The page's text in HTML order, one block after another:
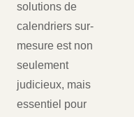
solutions de
calendriers sur-
mesure est non
seulement
judicieux, mais
essentiel pour